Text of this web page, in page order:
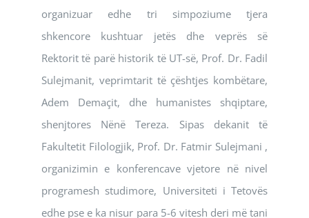
organizuar edhe tri simpoziume tjera
shkencore kushtuar jetës dhe veprës së
Rektorit të parë historik të UT-së, Prof. Dr. Fadil
Sulejmanit, veprimtarit të çështjes kombëtare,
Adem Demaçit, dhe humanistes shqiptare,
shenjtores Nënë Tereza. Sipas dekanit të
Fakultetit Filologjik, Prof. Dr. Fatmir Sulejmani ,
organizimin e konferencave vjetore në nivel
programesh studimore, Universiteti i Tetovës
edhe pse e ka nisur para 5-6 vitesh deri më tani